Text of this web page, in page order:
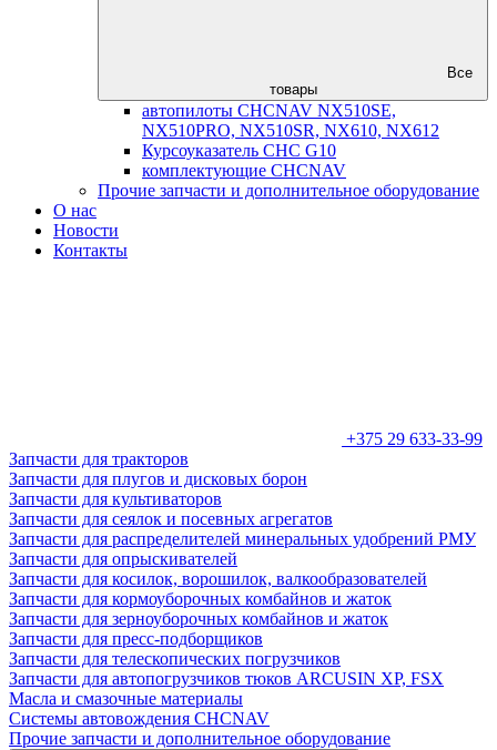
Все
товары
автопилоты CHCNAV NX510SE,
NX510PRO, NX510SR, NX610, NX612
Курсоуказатель CHC G10
комплектующие CHCNAV
Прочие запчасти и дополнительное оборудование
О нас
Новости
Контакты
+375 29 633-33-99
Запчасти для тракторов
Запчасти для плугов и дисковых борон
Запчасти для культиваторов
Запчасти для сеялок и посевных агрегатов
Запчасти для распределителей минеральных удобрений РМУ
Запчасти для опрыскивателей
Запчасти для косилок, ворошилок, валкообразователей
Запчасти для кормоуборочных комбайнов и жаток
Запчасти для зерноуборочных комбайнов и жаток
Запчасти для пресс-подборщиков
Запчасти для телескопических погрузчиков
Запчасти для автопогрузчиков тюков ARCUSIN XP, FSX
Масла и смазочные материалы
Системы автовождения CHCNAV
Прочие запчасти и дополнительное оборудование